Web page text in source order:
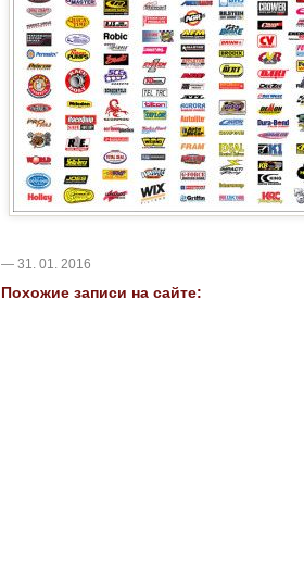
— 31. 01. 2016
Похожие записи на сайте: